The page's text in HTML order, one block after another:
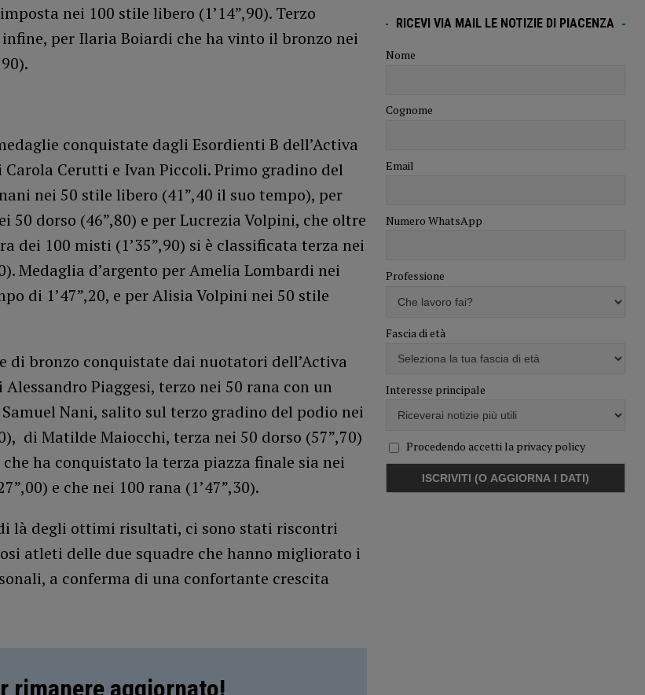
nei 100 stile libero (1’14”,90). Terzo
per Ilaria Boiardi che ha vinto il bronzo nei
conquistate dagli Esordienti B dell’Activa
Cerutti e Ivan Piccoli. Primo gradino del
nei 50 stile libero (41”,40 il suo tempo), per
50 dorso (46”,80) e per Lucrezia Volpini, che oltre
dei 100 misti (1’35”,90) si è classificata terza nei
Medaglia d’argento per Amelia Lombardi nei
di 1’47”,20, e per Alisia Volpini nei 50 stile
di bronzo conquistate dai nuotatori dell’Activa
Piaggesi, terzo nei 50 rana con un
Nani, salito sul terzo gradino del podio nei
di Matilde Maiocchi, terza nei 50 dorso (57”,70)
ha conquistato la terza piazza finale sia nei
e che nei 100 rana (1’47”,30).
là degli ottimi risultati, ci sono stati riscontri
atleti delle due squadre che hanno migliorato i
a conferma di una confortante crescita
RICEVI VIA MAIL LE NOTIZIE DI PIACENZA
Nome
Cognome
Email
Numero WhatsApp
Professione
Fascia di età
Interesse principale
Procedendo accetti la privacy policy